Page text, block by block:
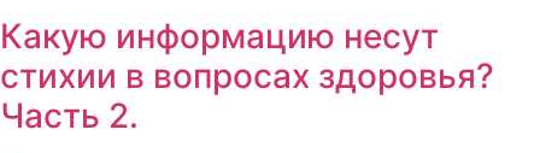
Какую информацию несут
стихии в вопросах здоровья?
Часть 2.